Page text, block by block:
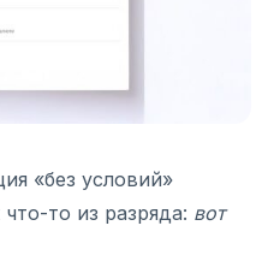
«без условий»
то из разряда: вот